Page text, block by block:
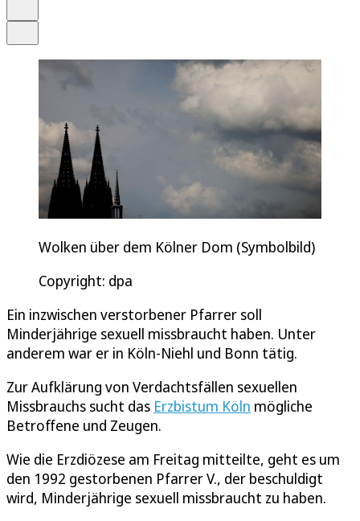
Wolken über dem Kölner Dom (Symbolbild)
Copyright: dpa
Ein inzwischen verstorbener Pfarrer soll
Minderjährige sexuell missbraucht haben. Unter
anderem war er in Köln-Niehl und Bonn tätig.
Zur Aufklärung von Verdachtsfällen sexuellen
Missbrauchs sucht das Erzbistum Köln mögliche
Betroffene und Zeugen.
Wie die Erzdiözese am Freitag mitteilte, geht es um
den 1992 gestorbenen Pfarrer V., der beschuldigt
wird, Minderjährige sexuell missbraucht zu haben.